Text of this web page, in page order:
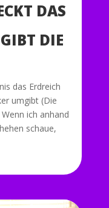
DAS
DIE
das Erdreich
umgibt (Die
ich anhand
schaue,